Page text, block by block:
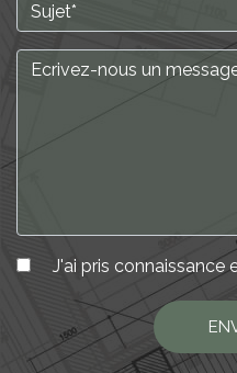
J'ai pris connaissance